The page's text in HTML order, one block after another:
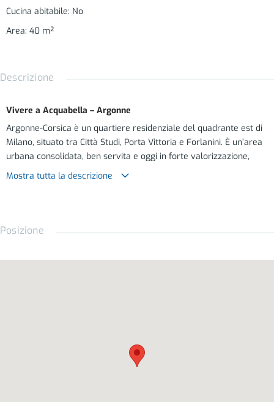
Cucina abitabile: No
Area: 40 m²
Descrizione
Vivere a Acquabella – Argonne
Argonne-Corsica è un quartiere residenziale del quadrante est di
Milano, situato tra Città Studi, Porta Vittoria e Forlanini. È un’area
urbana consolidata, ben servita e oggi in forte valorizzazione,
grazie soprattutto al potenziamento dei collegamenti e alla
Corsica, due direttrici importanti caratterizzate da servizi, negozi,
riqualificazione di Viale Argonne, con nuove aree verdi, percorsi
studenti, giovani professionisti e famiglie. Dal punto di vista
immobiliare, Argonne-Corsica rappresenta una zona equilibrata tra
qualità della vita, accessibilità e prospettive di crescita, risultando
Mostra tutta la descrizione
Posizione